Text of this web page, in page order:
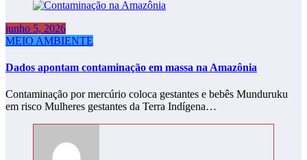
junho 5, 2026
MEIO AMBIENTE
Dados apontam contaminação em massa na Amazônia
Contaminação por mercúrio coloca gestantes e bebês Munduruku
em risco Mulheres gestantes da Terra Indígena…